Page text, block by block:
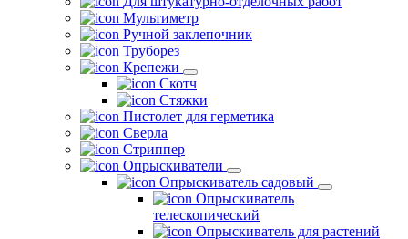
Мультиметр
Ручной заклепочник
Труборез
Крепежи
Скотч
Стяжки
Пистолет для герметика
Сверла
Стриппер
Опрыскиватели
Опрыскиватель садовый
Опрыскиватель
телескопический
Опрыскиватель для растений